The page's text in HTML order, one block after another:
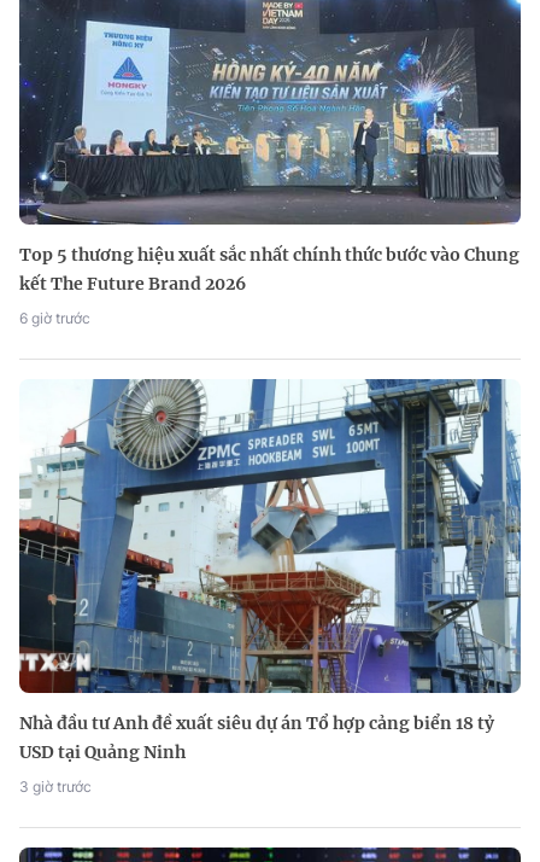
Top 5 thương hiệu xuất sắc nhất chính thức bước vào Chung
kết The Future Brand 2026
6 giờ trước
Nhà đầu tư Anh đề xuất siêu dự án Tổ hợp cảng biển 18 tỷ
USD tại Quảng Ninh
3 giờ trước